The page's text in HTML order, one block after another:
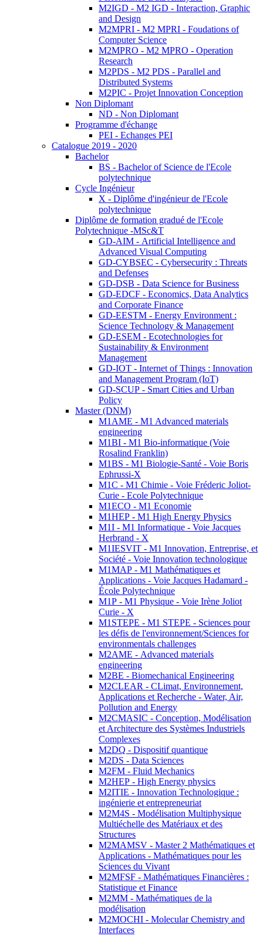
M2IGD - M2 IGD - Interaction, Graphic
and Design
M2MPRI - M2 MPRI - Foudations of
Computer Science
M2MPRO - M2 MPRO - Operation
Research
M2PDS - M2 PDS - Parallel and
Distributed Systems
M2PIC - Projet Innovation Conception
Non Diplomant
ND - Non Diplomant
Programme d'échange
PEI - Echanges PEI
Catalogue 2019 - 2020
Bachelor
BS - Bachelor of Science de l'Ecole
polytechnique
Cycle Ingénieur
X - Diplôme d'ingénieur de l'Ecole
polytechnique
Diplôme de formation gradué de l'Ecole
Polytechnique -MSc&T
GD-AIM - Artificial Intelligence and
Advanced Visual Computing
GD-CYBSEC - Cybersecurity : Threats
and Defenses
GD-DSB - Data Science for Business
GD-EDCF - Economics, Data Analytics
and Corporate Finance
GD-EESTM - Energy Environment :
Science Technology & Management
GD-ESEM - Ecotechnologies for
Sustainability & Environment
Management
GD-IOT - Internet of Things : Innovation
and Management Program (IoT)
GD-SCUP - Smart Cities and Urban
Policy
Master (DNM)
M1AME - M1 Advanced materials
engineering
M1BI - M1 Bio-informatique (Voie
Rosalind Franklin)
M1BS - M1 Biologie-Santé - Voie Boris
Ephrussi-X
M1C - M1 Chimie - Voie Fréderic Joliot-
Curie - Ecole Polytechnique
M1ECO - M1 Economie
M1HEP - M1 High Energy Physics
M1I - M1 Informatique - Voie Jacques
Herbrand - X
M1IESVIT - M1 Innovation, Entreprise, et
Société - Voie Innovation technologique
M1MAP - M1 Mathématiques et
Applications - Voie Jacques Hadamard -
École Polytechnique
M1P - M1 Physique - Voie Irène Joliot
Curie - X
M1STEPE - M1 STEPE - Sciences pour
les défis de l'environnement/Sciences for
environmentals challenges
M2AME - Advanced materials
engineering
M2BE - Biomechanical Engineering
M2CLEAR - CLimat, Environnement,
Applications et Recherche - Water, Air,
Pollution and Energy
M2CMASIC - Conception, Modélisation
et Architecture des Systèmes Industriels
Complexes
M2DQ - Dispositif quantique
M2DS - Data Sciences
M2FM - Fluid Mechanics
M2HEP - High Energy physics
M2ITIE - Innovation Technologique :
ingénierie et entrepreneuriat
M2M4S - Modélisation Multiphysique
Multiéchelle des Matériaux et des
Structures
M2MAMSV - Master 2 Mathématiques et
Applications - Mathématiques pour les
Sciences du Vivant
M2MFSF - Mathématiques Financières :
Statistique et Finance
M2MM - Mathématiques de la
modélisation
M2MOCHI - Molecular Chemistry and
Interfaces